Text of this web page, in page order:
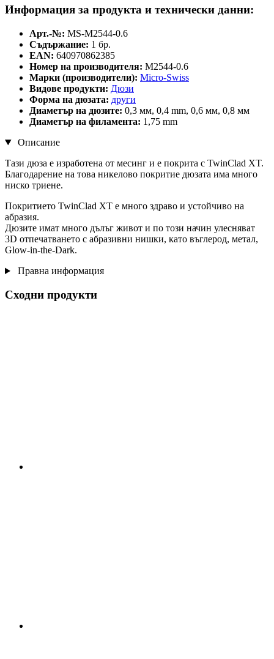
Информация за продукта и технически данни:
Арт.-№: MS-M2544-0.6
Съдържание: 1 бр.
EAN: 640970862385
Номер на производителя: M2544-0.6
Марки (производители): Micro-Swiss
Видове продукти: Дюзи
Форма на дюзата: други
Диаметър на дюзите: 0,3 мм, 0,4 mm, 0,6 мм, 0,8 мм
Диаметър на филамента: 1,75 mm
Описание
Тази дюза е изработена от месинг и е покрита с TwinClad XT.
Благодарение на това никелово покритие дюзата има много
ниско триене.
Покритието TwinClad XT е много здраво и устойчиво на
абразия.
Дюзите имат много дълъг живот и по този начин улесняват
3D отпечатването с абразивни нишки, като въглерод, метал,
Glow-in-the-Dark.
Правна информация
Сходни продукти